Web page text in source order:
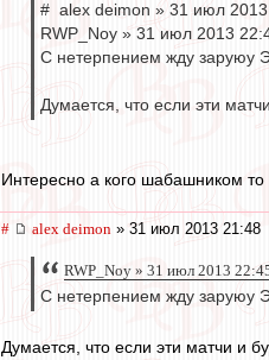
# alex deimon » 31 июл
RWP_Noy » 31 июл 2013
С нетерпением жду заруюу
Думается, что если эти
Интересно а кого шабашником то
# alex deimon » 31 июл 2013 21:48
RWP_Noy » 31 июл 2013
С нетерпением жду заруюу
Думается, что если эти матчи и